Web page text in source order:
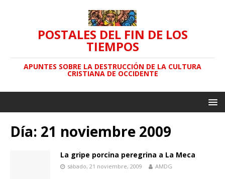
POSTALES DEL FIN DE LOS
TIEMPOS
APUNTES SOBRE LA DESTRUCCIÓN DE LA CULTURA
CRISTIANA DE OCCIDENTE
Día: 21 noviembre 2009
La gripe porcina peregrina a La Meca
sábado, 21 noviembre, 2009 AMDG